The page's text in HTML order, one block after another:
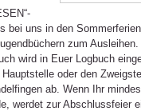
bei uns in den
zum
wird in Euer Logbuch
oder den
ab. Wenn Ihr
werdet zur Abschlussfeier